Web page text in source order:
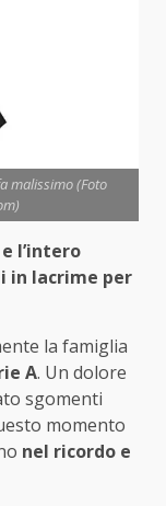
malissimo (Foto
l’intero
in lacrime per
la famiglia
A. Un dolore
sgomenti
momento
nel ricordo e